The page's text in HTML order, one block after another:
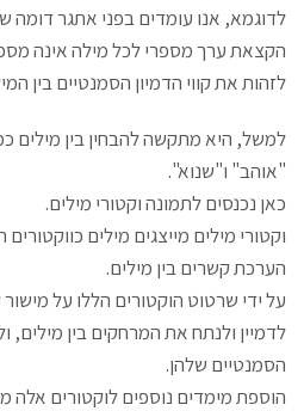
לדוגמא, אנו עומדים בפני אתגר דומה
הקצאת ערך מספרי לכל מילה אינה
לזהות את קווי הדמיון הסמנטיים בין
למשל, היא מתקשה להבחין בין מילים
"אוהב" ו"שנוא".
כאן נכנסים לתמונה וקטורי מילים.
וקטורי מילים מייצגים מילים
הערכת קשרים בין מילים.
על ידי שרטוט הוקטורים הללו על מישור
לדמיין ולנתח את המרחקים בין מילים,
הסמנטיים שלהן.
הוספת מימדים נוספים לוקטורים